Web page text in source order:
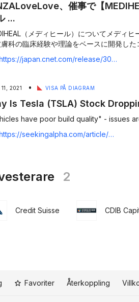
、催事で【
...
（メディヒール）についてメディヒ
科の臨床経験や理論をベースに開発した
japan.cnet.com/release/30519154/
2021 • VISA PÅ DIAGRAM
Is Tesla (TSLA) Stock
have poor build quality" - issues
seekingalpha.com/article/4415391-why-is-tesla-stock-dropping
2
Credit Suisse CDIB
Favoriter Återkoppling